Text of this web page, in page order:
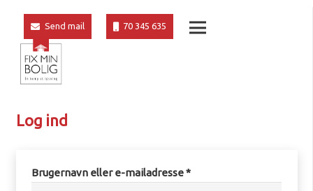
Send mail 70 345 635
Log ind
Brugernavn eller e-mailadresse*